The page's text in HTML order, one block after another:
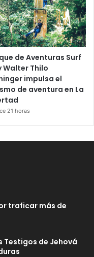
de Aventuras Surf
Walter Thilo
impulsa el
de aventura en La
21 horas
traficar más de
Testigos de Jehová